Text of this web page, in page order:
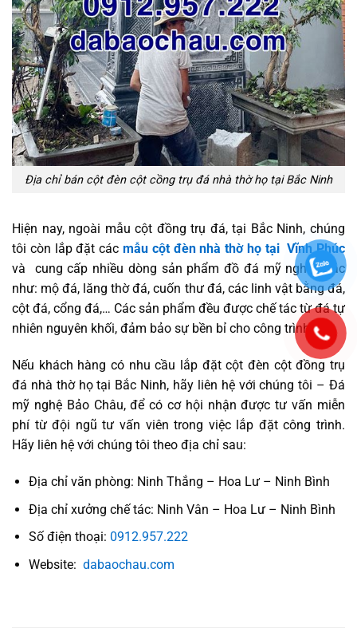
Địa chỉ bán cột đèn cột cồng trụ đá nhà thờ họ tại Bắc Ninh
Hiện nay, ngoài mẫu cột đồng trụ đá, tại Bắc Ninh, chúng
tôi còn lắp đặt các mẫu cột đèn nhà thờ họ tại Vĩnh Phúc
và cung cấp nhiều dòng sản phẩm đồ đá mỹ nghệ khác
như: mộ đá, lăng thờ đá, cuốn thư đá, các linh vật bằng đá,
cột đá, cổng đá,… Các sản phẩm đều được chế tác từ đá tự
nhiên nguyên khối, đảm bảo sự bền bỉ cho công trình.
Nếu khách hàng có nhu cầu lắp đặt cột đèn cột đồng trụ
đá nhà thờ họ tại Bắc Ninh, hãy liên hệ với chúng tôi – Đá
mỹ nghệ Bảo Châu, để có cơ hội nhận được tư vấn miễn
phí từ đội ngũ tư vấn viên trong việc lắp đặt công trình.
Hãy liên hệ với chúng tôi theo địa chỉ sau:
Địa chỉ văn phòng: Ninh Thắng – Hoa Lư – Ninh Bình
Địa chỉ xưởng chế tác: Ninh Vân – Hoa Lư – Ninh Bình
Số điện thoại: 0912.957.222
Website: dabaochau.com